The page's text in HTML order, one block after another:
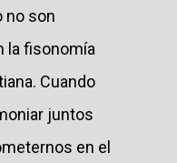
no son
la fisonomía
Cuando
juntos
en el